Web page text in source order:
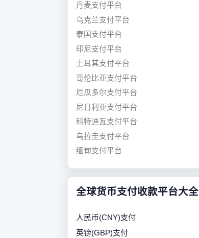
丹麦支付平台
乌克兰支付平台
泰国支付平台
印尼支付平台
土耳其支付平台
哥伦比亚支付平台
厄瓜多尔支付平台
尼日利亚支付平台
科特迪瓦支付平台
乌拉圭支付平台
缅甸支付平台
全球货币支付收款平台大全
人民币(CNY)支付
英镑(GBP)支付